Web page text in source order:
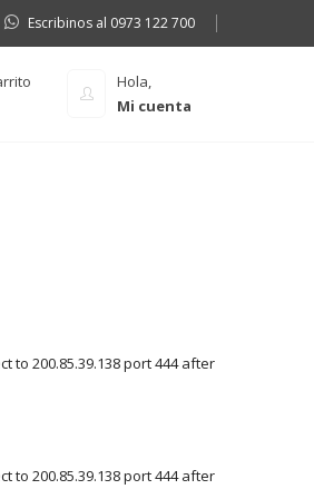
Escribinos al 0973 122 700
Hola,
Mi cuenta
to 200.85.39.138 port 444 after
to 200.85.39.138 port 444 after